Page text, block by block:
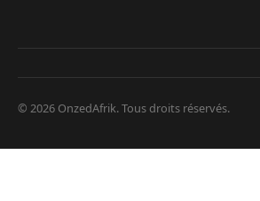
© 2026 OnzedAfrik. Tous droits réservés.